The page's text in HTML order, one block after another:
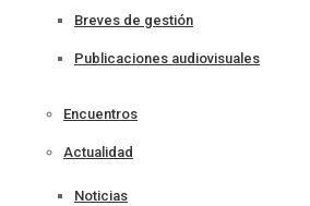
Breves de gestión
Publicaciones audiovisuales
Encuentros
Actualidad
Noticias